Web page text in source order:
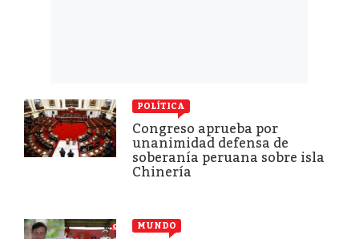
POLÍTICA
Congreso aprueba por
unanimidad defensa de
soberanía peruana sobre isla
Chinería
MUNDO